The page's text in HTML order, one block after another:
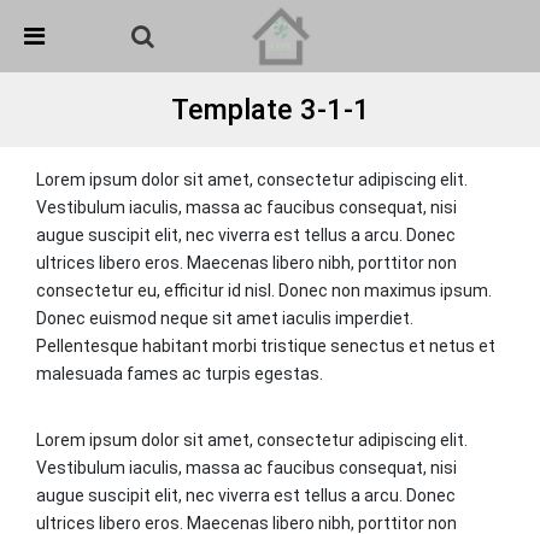
Detected no support in your browser for text to speech
widget
Template 3-1-1
Lorem ipsum dolor sit amet, consectetur adipiscing elit.
Vestibulum iaculis, massa ac faucibus consequat, nisi
augue suscipit elit, nec viverra est tellus a arcu. Donec
ultrices libero eros. Maecenas libero nibh, porttitor non
consectetur eu, efficitur id nisl. Donec non maximus ipsum.
Donec euismod neque sit amet iaculis imperdiet.
Pellentesque habitant morbi tristique senectus et netus et
malesuada fames ac turpis egestas.
Lorem ipsum dolor sit amet, consectetur adipiscing elit.
Vestibulum iaculis, massa ac faucibus consequat, nisi
augue suscipit elit, nec viverra est tellus a arcu. Donec
ultrices libero eros. Maecenas libero nibh, porttitor non